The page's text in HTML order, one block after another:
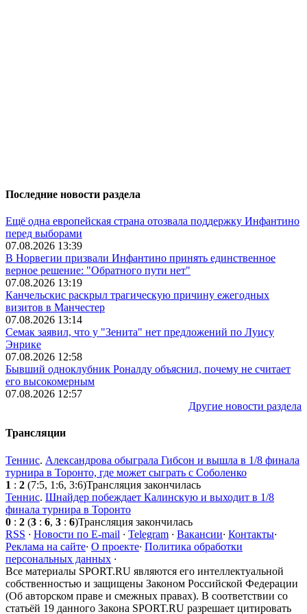
Последние новости раздела
Ещё одна европейская страна отозвала поддержку Инфантино
перед выборами
07.08.2026 13:39
В Норвегии призвали Инфантино принять единственное
верное решение: "Обратного пути нет"
07.08.2026 13:19
Канчельскис раскрыл трагическую причину ежегодных
визитов в Манчестер
07.08.2026 13:14
Семак заявил, что у "Зенита" нет предложений по Луису
Энрике
07.08.2026 12:58
Бывший одноклубник Роналду объяснил, почему не считает
его высокомерным
07.08.2026 12:57
Другие новости раздела
Трансляции
Теннис. Александрова обыграла Гибсон и вышла в 1/8 финала
турнира в Торонто, где может сыграть с Соболенко
1 : 2 (7:5, 1:6, 3:6)Трансляция закончилась
Теннис. Шнайдер побеждает Калинскую и выходит в 1/8
финала турнира в Торонто
0 : 2 (3 : 6, 3 : 6)Трансляция закончилась
RSS · Новости по E-mail · Telegram · Вакансии· Контакты·
Реклама на сайте· О проекте· Политика обработки
персональных данных ·
Все материалы SPORT.RU являются его интеллектуальной
собственностью и защищены Законом Российской Федерации
(Об авторском праве и смежных правах). В соответствии со
статьёй 19 данного Закона SPORT.RU разрешает цитировать